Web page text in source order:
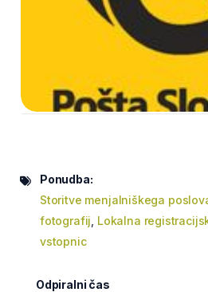
Ponudba:
Storitve menjalniškega
fotografij Lokalna
vstopnic
Odpiralni čas